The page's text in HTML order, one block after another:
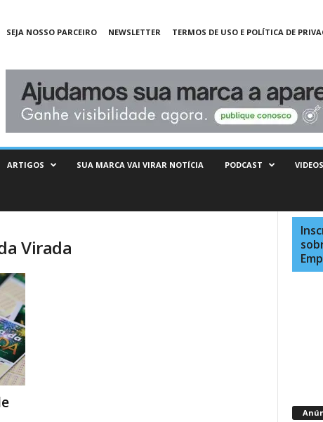
SEJA NOSSO PARCEIRO NEWSLETTER TERMOS DE USO E POLÍTICA DE
ARTIGOS SUA MARCA VAI VIRAR NOTÍCIA PODCAST VIDEOS
Virada